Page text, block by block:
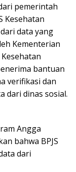
pemerintah
Kesehatan
data yang
Kementerian
Kesehatan
bantuan
verifikasi dan
dari dinas sosial.
Angga
bahwa BPJS
dari